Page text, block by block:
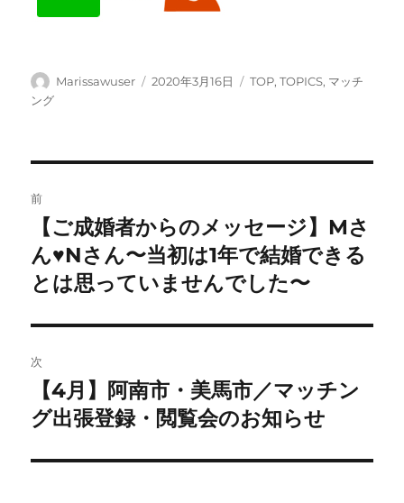
投
Marissawuser
投
2020年3月16日
カ
TOP,TOPICS, マッチ
ング
稿
ナ
ビ
ゲ
ー
シ
前
の
投
【ご成婚者からのメッセージ】Mさ
ん♥Nさん〜当初は1年で結婚できる
とは思っていませんでした〜
次
の
稿:
【4月】阿南市・美馬市／マッチン
グ出張登録・閲覧会のお知らせ